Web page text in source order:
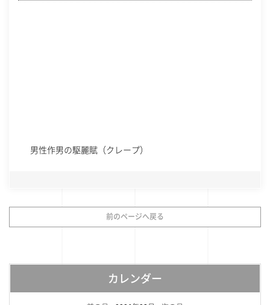
男性作男の駆麗賦（クレープ）
前のページへ戻る
カレンダー